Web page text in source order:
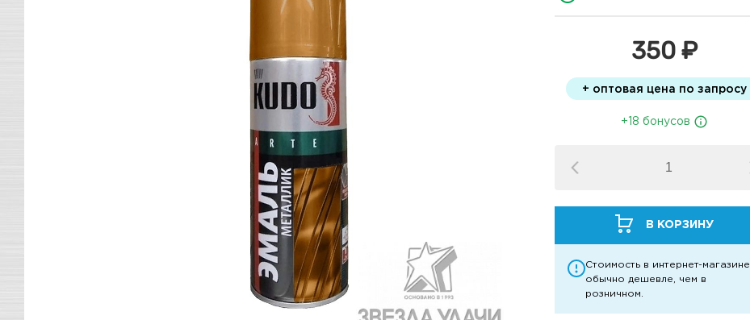
350 ₽
+ оптовая цена по запросу
+18 бонусов
В КОРЗИНУ
Стоимость в интернет-магазине
обычно дешевле, чем в
розничном.